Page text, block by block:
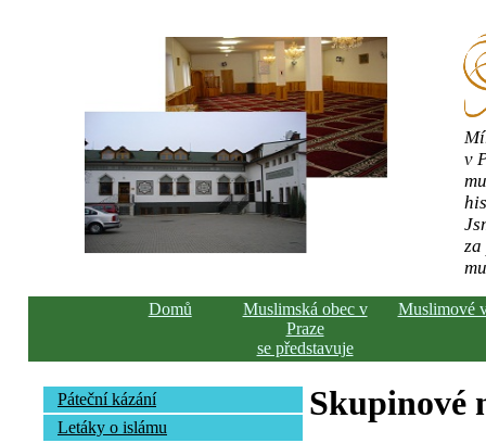
v
Domů
Muslimská obec v
Praze
se představuje
Muslimové
Páteční kázání
Letáky o islámu
Skupinové